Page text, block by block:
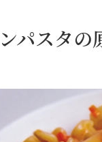
パスタの